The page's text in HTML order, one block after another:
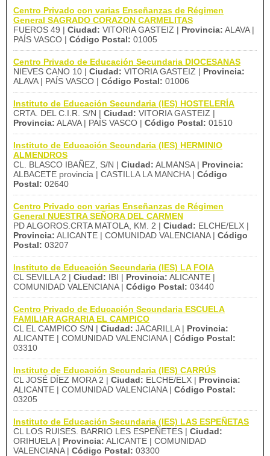
Centro Privado con varias Enseñanzas de Régimen
General SAGRADO CORAZON CARMELITAS
FUEROS 49 | Ciudad: VITORIA GASTEIZ | Provincia: ALAVA |
PAÍS VASCO | Código Postal: 01005
Centro Privado de Educación Secundaria DIOCESANAS
NIEVES CANO 10 | Ciudad: VITORIA GASTEIZ | Provincia:
ALAVA | PAÍS VASCO | Código Postal: 01006
Instituto de Educación Secundaria (IES) HOSTELERÍA
CRTA. DEL C.I.R. S/N | Ciudad: VITORIA GASTEIZ |
Provincia: ALAVA | PAÍS VASCO | Código Postal: 01510
Instituto de Educación Secundaria (IES) HERMINIO
ALMENDROS
CL. BLASCO IBAÑEZ, S/N | Ciudad: ALMANSA | Provincia:
ALBACETE provincia | CASTILLA LA MANCHA | Código
Postal: 02640
Centro Privado con varias Enseñanzas de Régimen
General NUESTRA SEÑORA DEL CARMEN
PD ALGOROS.CRTA MATOLA, KM. 2 | Ciudad: ELCHE/ELX |
Provincia: ALICANTE | COMUNIDAD VALENCIANA | Código
Postal: 03207
Instituto de Educación Secundaria (IES) LA FOIA
CL SEVILLA 2 | Ciudad: IBI | Provincia: ALICANTE |
COMUNIDAD VALENCIANA | Código Postal: 03440
Centro Privado de Educación Secundaria ESCUELA
FAMILIAR AGRARIA EL CAMPICO
CL EL CAMPICO S/N | Ciudad: JACARILLA | Provincia:
ALICANTE | COMUNIDAD VALENCIANA | Código Postal:
03310
Instituto de Educación Secundaria (IES) CARRÚS
CL JOSÉ DÍEZ MORA 2 | Ciudad: ELCHE/ELX | Provincia:
ALICANTE | COMUNIDAD VALENCIANA | Código Postal:
03205
Instituto de Educación Secundaria (IES) LAS ESPEÑETAS
CL LOS RUISES. BARRIO LES ESPEÑETES | Ciudad:
ORIHUELA | Provincia: ALICANTE | COMUNIDAD
VALENCIANA | Código Postal: 03300